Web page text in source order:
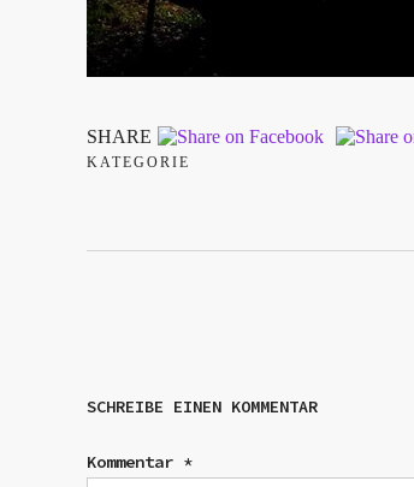
SHARE
KATEGORIE
SCHREIBE EINEN KOMMENTAR
Kommentar *